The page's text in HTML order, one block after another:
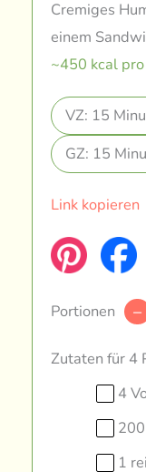
Cremiges
einem
~450 kcal
VZ: 15
GZ: 15
Link kopieren
Portionen –
Zutaten für 4
4
1